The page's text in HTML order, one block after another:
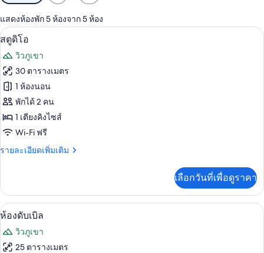
กรอง
ที่
มี
ให้
สำหรับ
ห้อง
พัก
แสดงห้องพัก 5 ห้องจาก 5 ห้อง
เปิด
ภาพถ่าย
ทั้งหมด
ของ
สตู
ดิโอ
สตูดิโอ | ห้องเก็บเสียง, Wi-Fi ฟรี, ห้อ
6
สตูดิโอ
วิวภูเขา
30 ตารางเมตร
1 ห้องนอน
พักได้ 2 คน
1 เตียงคิงไซส์
Wi-Fi ฟรี
รายละเอียดเพิ่มเติม
ราย
เกี่ยว
กับ
สตู
โอ
เลือกวันที่เพื่อดูราคา
เปิด
ภาพถ่าย
ทั้งหมด
ห้องดับเบิล | ห้องเก็บเสียง, Wi-Fi ฟรี,
7
ห้องดับเบิล
วิวภูเขา
25 ตารางเมตร